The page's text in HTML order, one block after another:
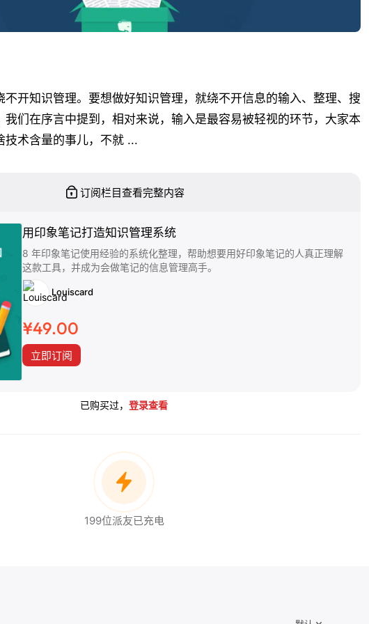
不开知识管理。要想做好知识管理，就绕不开信息的输入、整理、搜
我们在序言中提到，相对来说，输入是最容易被轻视的环节，大家本
技术含量的事儿，不就 ...
订阅栏目查看完整内容
用印象笔记打造知识管理系统
8 年印象笔记使用经验的系统化整理，帮助想要用好印象笔记的人真正理解
这款工具，并成为会做笔记的信息管理高手。
Louiscard
¥49.00
立即订阅
已购买过， 登录查看
199位派友已充电